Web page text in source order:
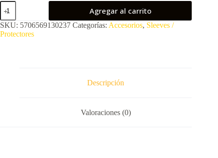
Protectores
Dragon
Shield:
Perfect
Fit
Agregar al carrito
SKU: 5706569130237 Categorías: Accesorios, Sleeves /
Protectores
Descripción
Valoraciones (0)